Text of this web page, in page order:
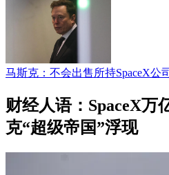
马斯克：不会出售所持SpaceX公
财经人语：SpaceX万
克“超级帝国”浮现